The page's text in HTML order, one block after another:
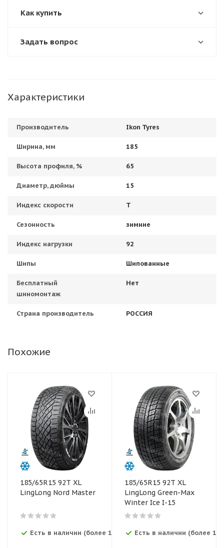
Как купить
Задать вопрос
Характеристики
Производитель Ikon Tyres
Ширина, мм 185
Высота профиля, % 65
Диаметр, дюймы 15
Индекс скорости T
Сезонность зимние
Индекс нагрузки 92
Шипы Шипованные
Бесплатный
шиномонтаж
Нет
Страна производитель РОССИЯ
Похожие
185/65R15 92T XL
LingLong Nord Master
Есть в наличии (более 12)
185/65R15 92T XL
LingLong Green-Max
Winter Ice I-15
Есть в наличии (более 12)